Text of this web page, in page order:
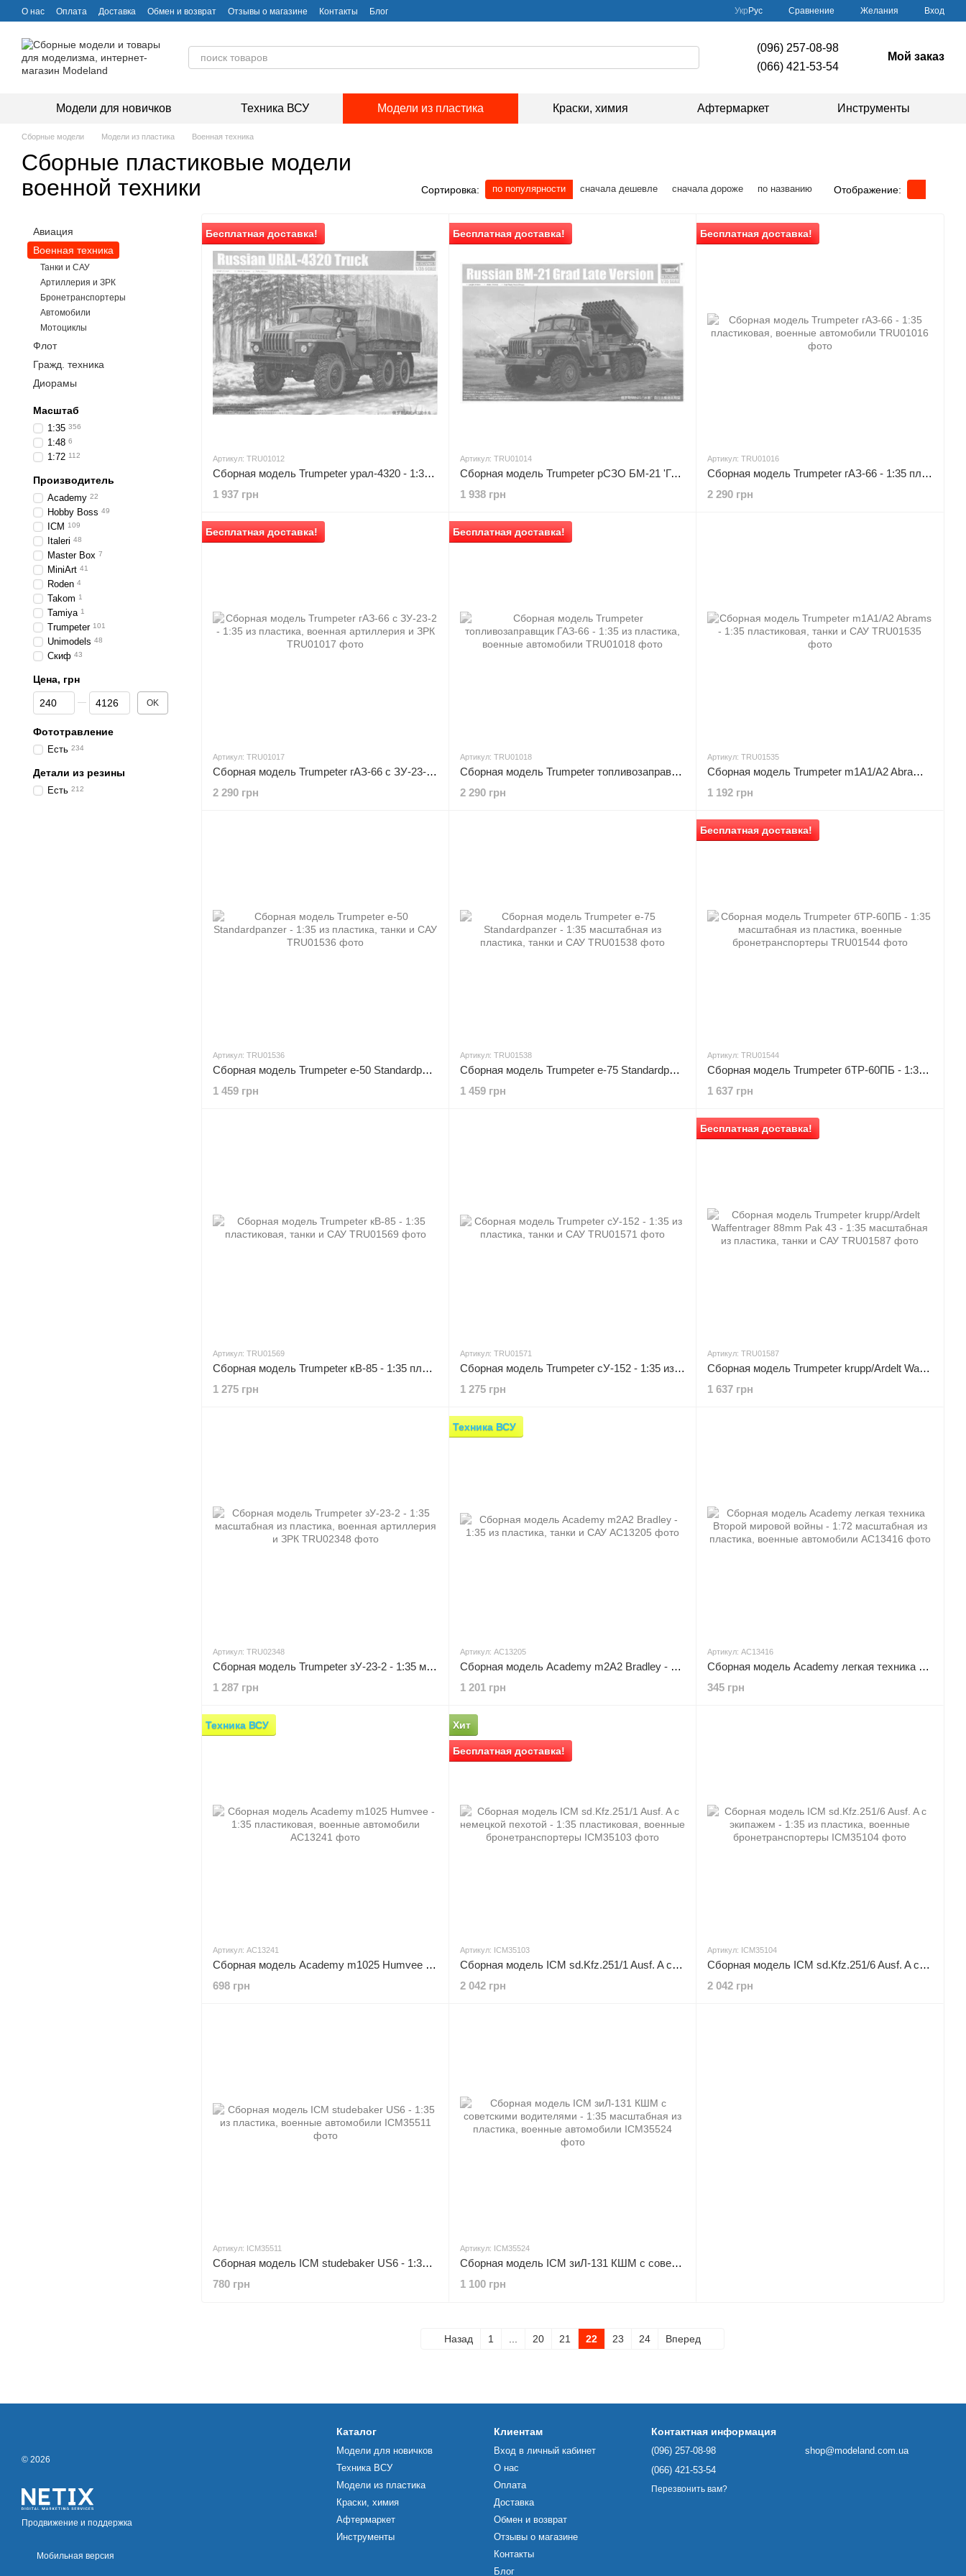
Перейти к основному контенту
О нас Оплата Доставка Обмен и возврат Отзывы о магазине Контакты Блог Укр Рус Сравнение Желания Вход
(096) 257-08-98
(066) 421-53-54
Мой заказ
Модели для новичков Техника ВСУ Модели из пластика Краски, химия Афтермаркет Инструменты
Сборные модели Модели из пластика Военная техника
Сборные пластиковые модели
военной техники
Сортировка: по популярности сначала дешевле сначала дороже по названию Отображение:
Бесплатная доставка!
Артикул: TRU01012
Сборная модель Trumpeter урал-4320 - 1:35 масштабная из пластика, грузовые авто и грузовики
1 937 грн
Бесплатная доставка!
Артикул: TRU01014
Сборная модель Trumpeter рСЗО БМ-21 'Град' (Поздний) - 1:35 пластиковая, военная артиллерия и ЗРК
1 938 грн
Бесплатная доставка!
Артикул: TRU01016
Сборная модель Trumpeter гАЗ-66 - 1:35 пластиковая, военные автомобили
2 290 грн
Бесплатная доставка!
Артикул: TRU01017
Сборная модель Trumpeter гАЗ-66 с ЗУ-23-2 - 1:35 из пластика, военная артиллерия и ЗРК
2 290 грн
Бесплатная доставка!
Артикул: TRU01018
Сборная модель Trumpeter топливозаправщик ГАЗ-66 - 1:35 из пластика, военные автомобили
2 290 грн
Артикул: TRU01535
Сборная модель Trumpeter m1A1/A2 Abrams - 1:35 пластиковая, танки и САУ
1 192 грн
Артикул: TRU01536
Сборная модель Trumpeter e-50 Standardpanzer - 1:35 из пластика, танки и САУ
1 459 грн
Артикул: TRU01538
Сборная модель Trumpeter e-75 Standardpanzer - 1:35 масштабная из пластика, танки и САУ
1 459 грн
Бесплатная доставка!
Артикул: TRU01544
Сборная модель Trumpeter бТР-60ПБ - 1:35 масштабная из пластика, военные бронетранспортеры
1 637 грн
Артикул: TRU01569
Сборная модель Trumpeter кВ-85 - 1:35 пластиковая, танки и САУ
1 275 грн
Артикул: TRU01571
Сборная модель Trumpeter сУ-152 - 1:35 из пластика, танки и САУ
1 275 грн
Бесплатная доставка!
Артикул: TRU01587
Сборная модель Trumpeter krupp/Ardelt Waffentrager 88mm Pak 43 - 1:35 масштабная из пластика, танки и САУ
1 637 грн
Артикул: TRU02348
Сборная модель Trumpeter зУ-23-2 - 1:35 масштабная из пластика, военная артиллерия и ЗРК
1 287 грн
Техника ВСУ
Артикул: AC13205
Сборная модель Academy m2A2 Bradley - 1:35 из пластика, танки и САУ
1 201 грн
Артикул: AC13416
Сборная модель Academy легкая техника Второй мировой войны - 1:72 масштабная из пластика, военные автомобили
345 грн
Техника ВСУ
Артикул: AC13241
Сборная модель Academy m1025 Humvee - 1:35 пластиковая, военные автомобили
698 грн
Хит
Бесплатная доставка!
Артикул: ICM35103
Сборная модель ICM sd.Kfz.251/1 Ausf. A с немецкой пехотой - 1:35 пластиковая, военные бронетранспортеры
2 042 грн
Артикул: ICM35104
Сборная модель ICM sd.Kfz.251/6 Ausf. A с экипажем - 1:35 из пластика, военные бронетранспортеры
2 042 грн
Артикул: ICM35511
Сборная модель ICM studebaker US6 - 1:35 из пластика, военные автомобили
780 грн
Артикул: ICM35524
Сборная модель ICM зиЛ-131 КШМ с советскими водителями - 1:35 масштабная из пластика, военные автомобили
1 100 грн
Назад 1 20 21 22 23 24 Вперед
Авиация
Военная техника
Танки и САУ
Артиллерия и ЗРК
Бронетранспортеры
Автомобили
Мотоциклы
Флот
Гражд. техника
Диорамы
Масштаб
1:35 356
1:48 6
1:72 112
Производитель
Academy 22
Hobby Boss 49
ICM 109
Italeri 48
Master Box 7
MiniArt 41
Roden 4
Takom 1
Tamiya 1
Trumpeter 101
Unimodels 48
Скиф 43
Цена, грн
От Цена, грн
До Цена, грн OK
Фототравление
Есть 234
Детали из резины
Есть 212
© 2026
Продвижение и поддержка
Мобильная версия
Каталог
Модели для новичков
Техника ВСУ
Модели из пластика
Краски, химия
Афтермаркет
Инструменты
Клиентам
Вход в личный кабинет
О нас
Оплата
Доставка
Обмен и возврат
Отзывы о магазине
Контакты
Блог
Контактная информация
(096) 257-08-98
(066) 421-53-54
Перезвонить вам?
shop@modeland.com.ua